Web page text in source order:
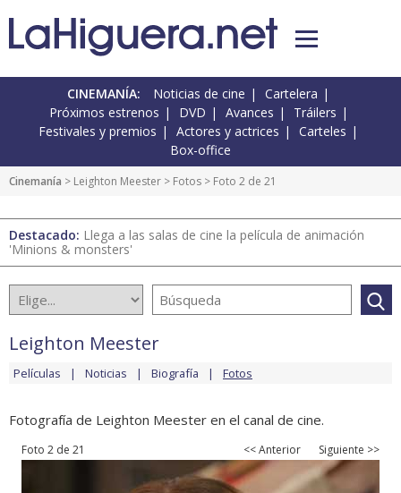
CINEMANÍA: Noticias de cine
Cartelera
Próximos estrenos
DVD Avances
Tráilers
Festivales y premios
Actores y actrices
Carteles
Box-office
Cinemanía > Leighton Meester > Fotos > Foto 2 de 21
Destacado: Llega a las salas de cine la película de animación
'Minions & monsters'
Leighton Meester
Películas Noticias Biografía Fotos
Fotografía de Leighton Meester en el canal de cine.
Foto 2 de 21 << Anterior Siguiente >>